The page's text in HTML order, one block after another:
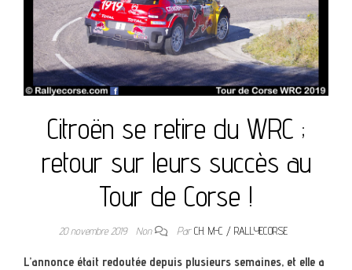
Citroën se retire du WRC ;
retour sur leurs succès au
Tour de Corse !
20 novembre 2019 Non ParCH. M-C / RALLYECORSE
L’annonce était redoutée depuis plusieurs semaines, et elle a